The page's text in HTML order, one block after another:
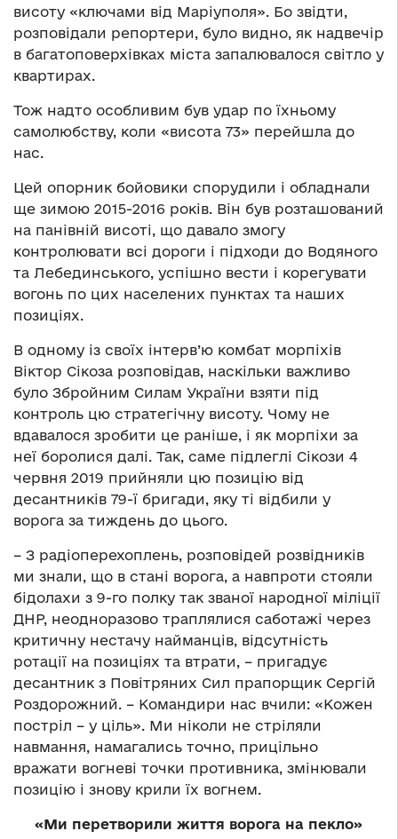
висоту «ключами від Маріуполя». Бо звідти,
розповідали репортери, було видно, як надвечір
в багатоповерхівках міста запалювалося світло у
квартирах.
Тож надто особливим був удар по їхньому
самолюбству, коли «висота 73» перейшла до
нас.
Цей опорник бойовики спорудили і обладнали
ще зимою 2015-2016 років. Він був розташований
на панівній висоті, що давало змогу
контролювати всі дороги і підходи до Водяного
та Лебединського, успішно вести і корегувати
вогонь по цих населених пунктах та наших
позиціях.
В одному із своїх інтерв’ю комбат морпіхів
Віктор Сікоза розповідав, наскільки важливо
було Збройним Силам України взяти під
контроль цю стратегічну висоту. Чому не
вдавалося зробити це раніше, і як морпіхи за
неї боролися далі. Так, саме підлеглі Сікози 4
червня 2019 прийняли цю позицію від
десантників 79-ї бригади, яку ті відбили у
ворога за тиждень до цього.
– З радіоперехоплень, розповідей розвідників
ми знали, що в стані ворога, а навпроти стояли
бідолахи з 9-го полку так званої народної міліції
ДНР, неодноразово траплялися саботажі через
критичну нестачу найманців, відсутність
ротації на позиціях та втрати, – пригадує
десантник з Повітряних Сил прапорщик Сергій
Роздорожний. – Командири нас вчили: «Кожен
постріл – у ціль». Ми ніколи не стріляли
навмання, намагались точно, прицільно
вражати вогневі точки противника, змінювали
позицію і знову крили їх вогнем.
«Ми перетворили життя ворога на пекло»